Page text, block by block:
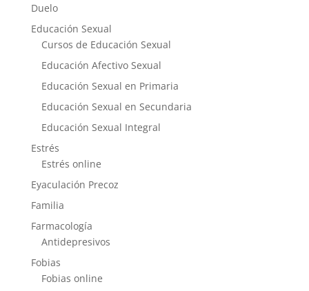
Duelo
Educación Sexual
Cursos de Educación Sexual
Educación Afectivo Sexual
Educación Sexual en Primaria
Educación Sexual en Secundaria
Educación Sexual Integral
Estrés
Estrés online
Eyaculación Precoz
Familia
Farmacología
Antidepresivos
Fobias
Fobias online